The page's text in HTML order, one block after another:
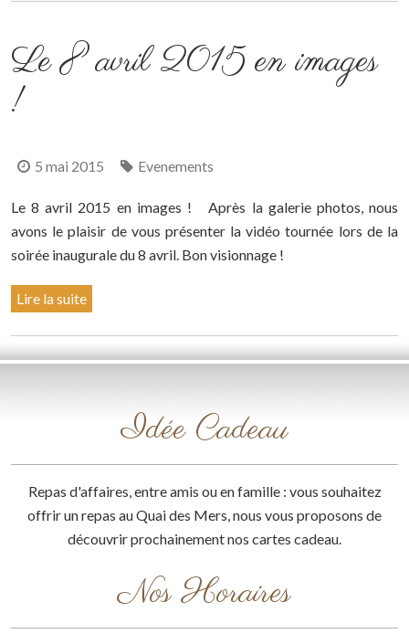
Le 8 avril 2015 en images
!
5 mai 2015 Evenements
Le 8 avril 2015 en images ! Après la galerie photos, nous
avons le plaisir de vous présenter la vidéo tournée lors de la
soirée inaugurale du 8 avril. Bon visionnage !
Lire la suite
Idée Cadeau
Repas d'affaires, entre amis ou en famille : vous souhaitez
offrir un repas au Quai des Mers, nous vous proposons de
découvrir prochainement nos cartes cadeau.
Nos Horaires